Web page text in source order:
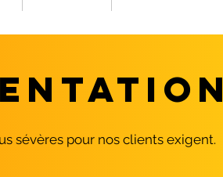
sévères pour nos clients exigent.